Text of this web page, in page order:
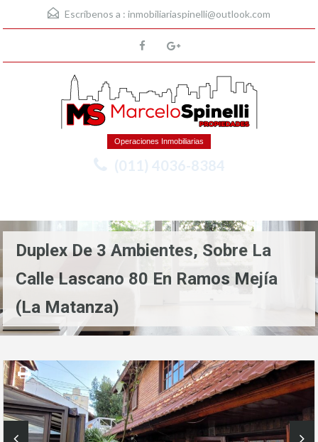
Escríbenos a : inmobiliariaspinelli@outlook.com
Operaciones Inmobiliarias
(011) 4036-8384
Duplex De 3 Ambientes, Sobre La
Calle Lascano 80 En Ramos Mejía
(La Matanza)